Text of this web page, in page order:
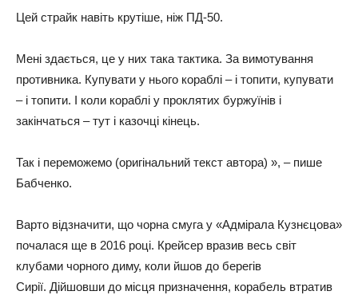
Цей страйк навіть крутіше, ніж ПД-50.
Мені здається, це у них така тактика. За вимотування
противника. Купувати у нього кораблі – і топити, купувати
– і топити. І коли кораблі у проклятих буржуїнів і
закінчаться – тут і казочці кінець.
Так і переможемо (оригінальний текст автора) », – пише
Бабченко.
Варто відзначити, що чорна смуга у «Адмірала Кузнєцова»
почалася ще в 2016 році. Крейсер вразив весь світ
клубами чорного диму, коли йшов до берегів
Сирії. Дійшовши до місця призначення, корабель втратив